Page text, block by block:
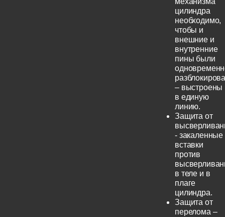
цилиндра
необходимо,
чтобы и
внешние и
внутренние
пины были
– выстроены
в единую
линию.
Защита от
- закаленные
вставки
против
в теле и в
плаге
цилиндра.
Защита от
перелома –